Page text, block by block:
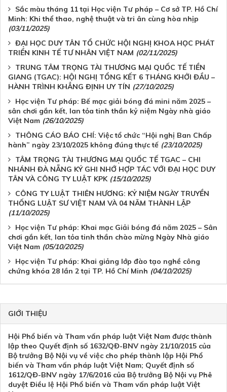
Sắc màu tháng 11 tại Học viện Tư pháp – Cơ sở TP. Hồ Chí
Minh: Khi thể thao, nghệ thuật và tri ân cùng hòa nhịp
(03/11/2025)
ĐẠI HỌC DUY TÂN TỔ CHỨC HỘI NGHỊ KHOA HỌC PHÁT
TRIỂN KINH TẾ TƯ NHÂN VIỆT NAM (02/11/2025)
TRUNG TÂM TRỌNG TÀI THƯƠNG MẠI QUỐC TẾ TIỀN
GIANG (TGAC): HỘI NGHỊ TỔNG KẾT 6 THÁNG KHỞI ĐẦU –
HÀNH TRÌNH KHẲNG ĐỊNH UY TÍN (27/10/2025)
Học viện Tư pháp: Bế mạc giải bóng đá mini năm 2025 –
sân chơi gắn kết, lan tỏa tinh thần kỷ niệm Ngày nhà giáo
Việt Nam (26/10/2025)
THÔNG CÁO BÁO CHÍ: Việc tổ chức “Hội nghị Ban Chấp
hành” ngày 23/10/2025 không đúng thực tế (23/10/2025)
TÂM TRỌNG TÀI THƯƠNG MẠI QUỐC TẾ TGAC – CHI
NHÁNH ĐÀ NẴNG KÝ GHI NHỚ HỢP TÁC VỚI ĐẠI HỌC DUY
TÂN VÀ CÔNG TY LUẬT KPK (15/10/2025)
CÔNG TY LUẬT THIÊN HƯƠNG: KỶ NIỆM NGÀY TRUYỀN
THỐNG LUẬT SƯ VIỆT NAM VÀ 04 NĂM THÀNH LẬP
(11/10/2025)
Học viện Tư pháp: Khai mạc Giải bóng đá năm 2025 – Sân
chơi gắn kết, lan tỏa tinh thần chào mừng Ngày Nhà giáo
Việt Nam (05/10/2025)
Học viện Tư pháp: Khai giảng lớp đào tạo nghề công
chứng khóa 28 lần 2 tại TP. Hồ Chí Minh (04/10/2025)
GIỚI THIỆU
Hội Phổ biến và Tham vấn pháp luật Việt Nam được thành
lập theo Quyết định số 1632/QĐ-BNV ngày 21/10/2015 của
Bộ trưởng Bộ Nội vụ về việc cho phép thành lập Hội Phổ
biến và Tham vấn pháp luật Việt Nam; Quyết định số
1612/QĐ-BNV ngày 17/6/2016 của Bộ trưởng Bộ Nội vụ Phê
duyệt Điều lệ Hội Phổ biến và Tham vấn pháp luật Việt